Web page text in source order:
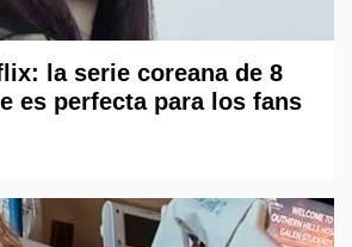
la serie coreana de 8
es perfecta para los fans